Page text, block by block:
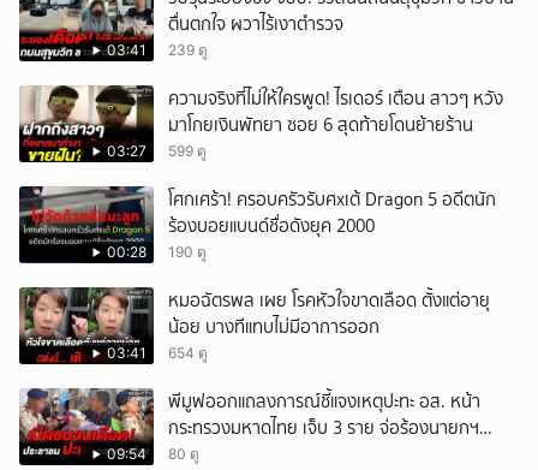
03:41
ตื่นตกใจ ผวาไร้เงาตำรวจ
239 ดู
03:27
ความจริงที่ไม่ให้ใครพูด! ไรเดอร์ เตือน สาวๆ หวัง
มาโกยเงินพัทยา ซอย 6 สุดท้ายโดนย้ายร้าน
599 ดู
00:28
โศกเศร้า! ครอบครัวรับศxเต้ Dragon 5 อดีตนัก
ร้องบอยแบนด์ชื่อดังยุค 2000
190 ดู
03:41
หมอฉัตรพล เผย โรคหัวใจขาดเลือด ตั้งแต่อายุ
น้อย บางทีแทบไม่มีอาการออก
654 ดู
09:54
พีมูฟออกแถลงการณ์ชี้แจงเหตุปะทะ อส. หน้า
กระทรวงมหาดไทย เจ็บ 3 ราย จ่อร้องนายกฯ
ตรวจสอบ
80 ดู